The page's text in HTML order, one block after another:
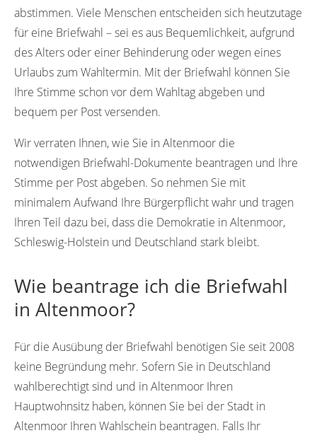
abstimmen. Viele Menschen entscheiden sich heutzutage
für eine Briefwahl – sei es aus Bequemlichkeit, aufgrund
des Alters oder einer Behinderung oder wegen eines
Urlaubs zum Wahltermin. Mit der Briefwahl können Sie
Ihre Stimme schon vor dem Wahltag abgeben und
bequem per Post versenden.
Wir verraten Ihnen, wie Sie in Altenmoor die
notwendigen Briefwahl-Dokumente beantragen und Ihre
Stimme per Post abgeben. So nehmen Sie mit
minimalem Aufwand Ihre Bürgerpflicht wahr und tragen
Ihren Teil dazu bei, dass die Demokratie in Altenmoor,
Schleswig-Holstein und Deutschland stark bleibt.
Wie beantrage ich die Briefwahl
in Altenmoor?
Für die Ausübung der Briefwahl benötigen Sie seit 2008
keine Begründung mehr. Sofern Sie in Deutschland
wahlberechtigt sind und in Altenmoor Ihren
Hauptwohnsitz haben, können Sie bei der Stadt in
Altenmoor Ihren Wahlschein beantragen. Falls Ihr